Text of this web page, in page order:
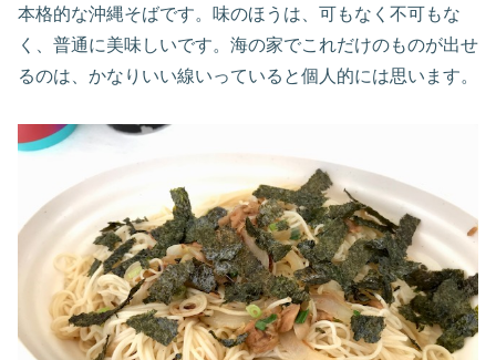
本格的な沖縄そばです。味のほうは、可もなく不可もな
く、普通に美味しいです。海の家でこれだけのものが出せ
るのは、かなりいい線いっていると個人的には思います。